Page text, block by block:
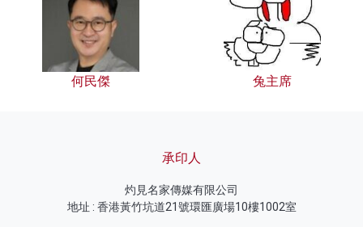
何民傑 兔主席
承印人
灼見名家傳媒有限公司
地址 : 香港黃竹坑道21號環匯廣場10樓1002室